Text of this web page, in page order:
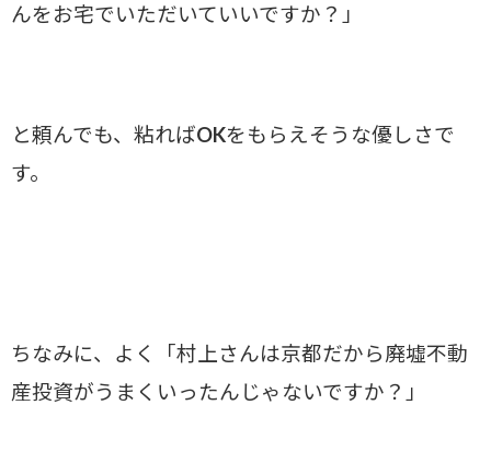
んをお宅でいただいていいですか？」
と頼んでも、粘ればOKをもらえそうな優しさで
す。
ちなみに、よく「村上さんは京都だから廃墟不動
産投資がうまくいったんじゃないですか？」